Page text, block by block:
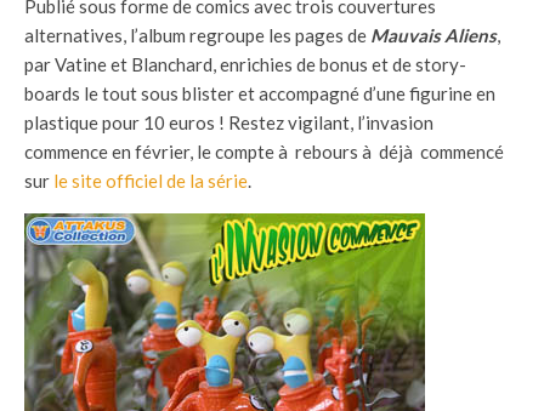
Publié sous forme de comics avec trois couvertures
alternatives, l’album regroupe les pages de Mauvais Aliens,
par Vatine et Blanchard, enrichies de bonus et de story-
boards le tout sous blister et accompagné d’une figurine en
plastique pour 10 euros ! Restez vigilant, l’invasion
commence en février, le compte à rebours à déjà commencé
sur le site officiel de la série.